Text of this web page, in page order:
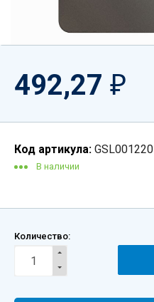
492,27 ₽
Код артикула: GSL001220
В наличии
Количество: